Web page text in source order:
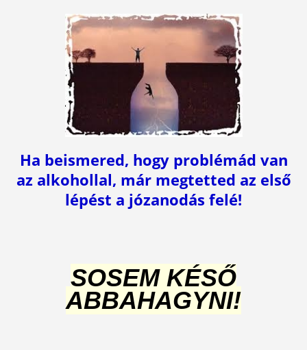
Ha beismered, hogy problémád van
az alkohollal, már megtetted az első
lépést a józanodás felé!
SOSEM KÉSŐ
ABBAHAGYNI!